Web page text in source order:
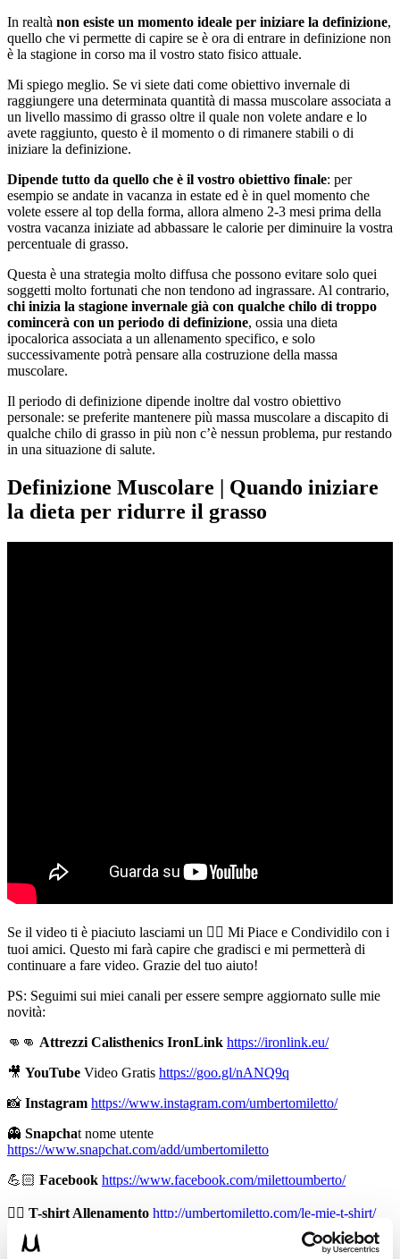
In realtà non esiste un momento ideale per iniziare la definizione,
quello che vi permette di capire se è ora di entrare in definizione non
è la stagione in corso ma il vostro stato fisico attuale.
Mi spiego meglio. Se vi siete dati come obiettivo invernale di
raggiungere una determinata quantità di massa muscolare associata a
un livello massimo di grasso oltre il quale non volete andare e lo
avete raggiunto, questo è il momento o di rimanere stabili o di
iniziare la definizione.
Dipende tutto da quello che è il vostro obiettivo finale: per
esempio se andate in vacanza in estate ed è in quel momento che
volete essere al top della forma, allora almeno 2-3 mesi prima della
vostra vacanza iniziate ad abbassare le calorie per diminuire la vostra
percentuale di grasso.
Questa è una strategia molto diffusa che possono evitare solo quei
soggetti molto fortunati che non tendono ad ingrassare. Al contrario,
chi inizia la stagione invernale già con qualche chilo di troppo
comincerà con un periodo di definizione, ossia una dieta
ipocalorica associata a un allenamento specifico, e solo
successivamente potrà pensare alla costruzione della massa
muscolare.
Il periodo di definizione dipende inoltre dal vostro obiettivo
personale: se preferite mantenere più massa muscolare a discapito di
qualche chilo di grasso in più non c’è nessun problema, pur restando
in una situazione di salute.
Definizione Muscolare | Quando iniziare
la dieta per ridurre il grasso
Se il video ti è piaciuto lasciami un 👍🏻 Mi Piace e Condividilo con i
tuoi amici. Questo mi farà capire che gradisci e mi permetterà di
continuare a fare video. Grazie del tuo aiuto!
PS: Seguimi sui miei canali per essere sempre aggiornato sulle mie
novità:
👊👊 Attrezzi Calisthenics IronLink https://ironlink.eu/
🎥 YouTube Video Gratis https://goo.gl/nANQ9q
📸 Instagram https://www.instagram.com/umbertomiletto/
👻 Snapchat nome utente
https://www.snapchat.com/add/umbertomiletto
💪🏻 Facebook https://www.facebook.com/milettoumberto/
🏋🏻 T-shirt Allenamento http://umbertomiletto.com/le-mie-t-shirt/
👕Abbigliamento Burningate http://shop.burningate.com/